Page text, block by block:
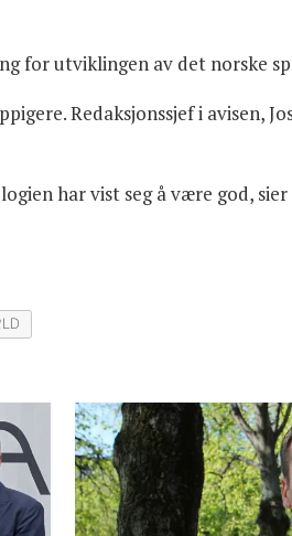
for utviklingen av det norske
Redaksjonssjef i avisen,
har vist seg å være god,